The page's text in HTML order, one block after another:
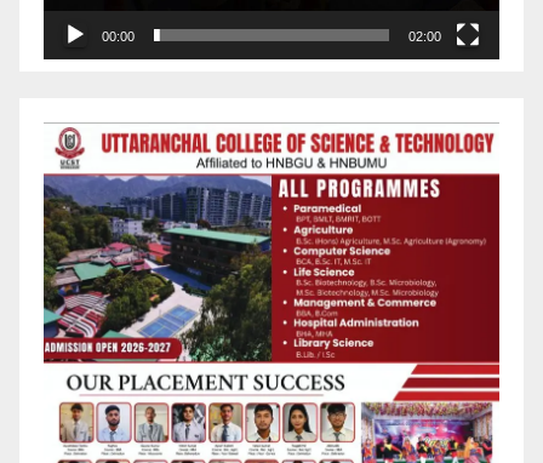
00:00 02:00